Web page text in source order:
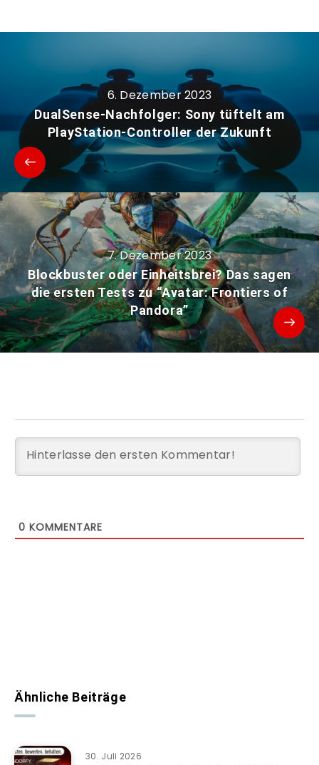
6. Dezember 2023
DualSense-Nachfolger: Sony tüftelt am
PlayStation-Controller der Zukunft
7. Dezember 2023
Blockbuster oder Einheitsbrei? Das sagen
die ersten Tests zu “Avatar: Frontiers of
Pandora”
0 KOMMENTARE
Ähnliche Beiträge
30. Juli 2026